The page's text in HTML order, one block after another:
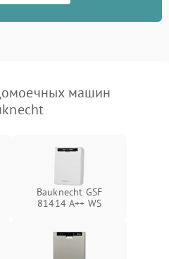
машин
Bauknecht GSF
81414 A++ WS